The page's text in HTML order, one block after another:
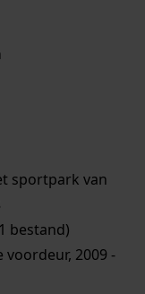
sportpark van
bestand)
voordeur, 2009 -